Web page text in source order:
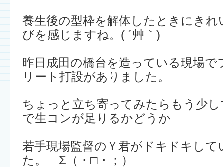
養生後の型枠を解体したときにき
びを感じますね。( ´艸｀)
昨日成田の橋台を造っている現場
リート打設がありました。
ちょっと立ち寄ってみたらもう少
で生コンが足りるかどうか
若手現場監督のＹ君がドキドキし
た。 Σ（・□・；）